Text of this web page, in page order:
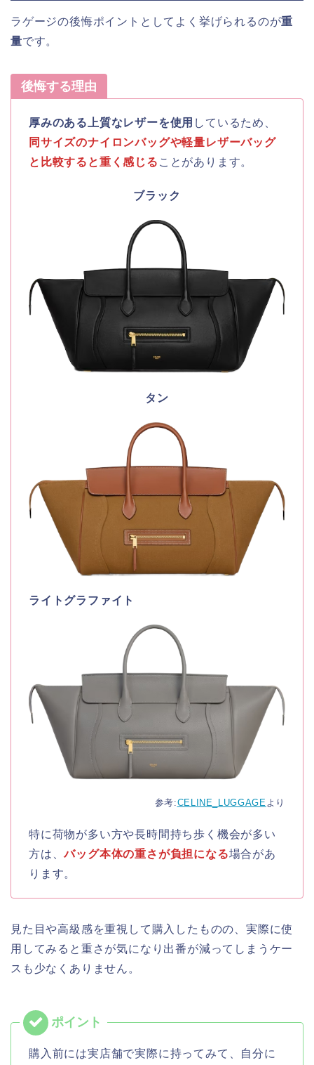
ラゲージの後悔ポイントとしてよく挙げられるのが重
量です。
後悔する理由
厚みのある上質なレザーを使用 しているため、
同サイズのナイロンバッグや軽量レザーバッグ
と比較すると重く感じる ことがあります。
ブラック
タン
ライトグラファイト
参考:CELINE_LUGGAGEより
特に荷物が多い方や長時間持ち歩く機会が多い
方は、バッグ本体の重さが負担になる場合があ
ります。
見た目や高級感を重視して購入したものの、実際に使
用してみると重さが気になり出番が減ってしまうケー
スも少なくありません。
購入前には実店舗で実際に持ってみて、自分に